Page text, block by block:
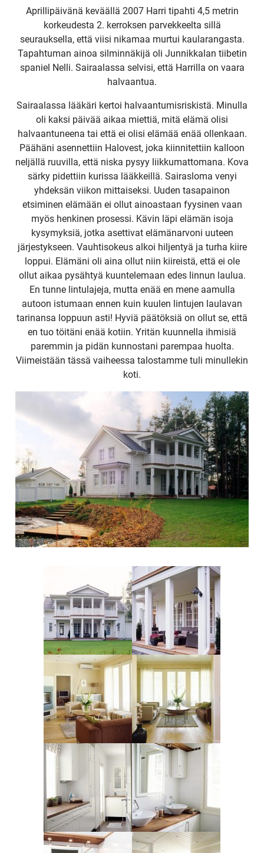
Aprillipäivänä keväällä 2007 Harri tipahti 4,5 metrin
korkeudesta 2. kerroksen parvekkeelta sillä
seurauksella, että viisi nikamaa murtui kaularangasta.
Tapahtuman ainoa silminnäkijä oli Junnikkalan tiibetin
spaniel Nelli. Sairaalassa selvisi, että Harrilla on vaara
halvaantua.
Sairaalassa lääkäri kertoi halvaantumisriskistä. Minulla
oli kaksi päivää aikaa miettiä, mitä elämä olisi
halvaantuneena tai että ei olisi elämää enää ollenkaan.
Päähäni asennettiin Halovest, joka kiinnitettiin kalloon
neljällä ruuvilla, että niska pysyy liikkumattomana. Kova
särky pidettiin kurissa lääkkeillä. Sairasloma venyi
yhdeksän viikon mittaiseksi. Uuden tasapainon
etsiminen elämään ei ollut ainoastaan fyysinen vaan
myös henkinen prosessi. Kävin läpi elämän isoja
kysymyksiä, jotka asettivat elämänarvoni uuteen
järjestykseen. Vauhtisokeus alkoi hiljentyä ja turha kiire
loppui. Elämäni oli aina ollut niin kiireistä, että ei ole
ollut aikaa pysähtyä kuuntelemaan edes linnun laulua.
En tunne lintulajeja, mutta enää en mene aamulla
autoon istumaan ennen kuin kuulen lintujen laulavan
tarinansa loppuun asti! Hyviä päätöksiä on ollut se, että
en tuo töitäni enää kotiin. Yritän kuunnella ihmisiä
paremmin ja pidän kunnostani parempaa huolta.
Viimeistään tässä vaiheessa talostamme tuli minullekin
koti.